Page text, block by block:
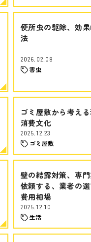
便所虫の駆除、効
法
2026.02.08
害虫
ゴミ屋敷から考え
消費文化
2025.12.23
ゴミ屋敷
壁の結露対策、専
依頼する、業者の
費用相場
2025.12.10
生活